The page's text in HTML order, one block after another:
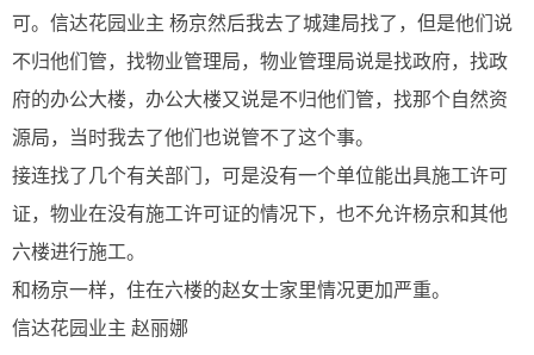
可。信达花园业主 杨京然后我去了城建局找了，但是他们说
不归他们管，找物业管理局，物业管理局说是找政府，找政
府的办公大楼，办公大楼又说是不归他们管，找那个自然资
源局，当时我去了他们也说管不了这个事。
接连找了几个有关部门，可是没有一个单位能出具施工许可
证，物业在没有施工许可证的情况下，也不允许杨京和其他
六楼进行施工。
和杨京一样，住在六楼的赵女士家里情况更加严重。
信达花园业主 赵丽娜